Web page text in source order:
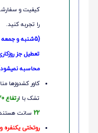
کیفیت و
را تجربه کنید.
(5شنبه و جمعه
تعطیل جز
محاسبه
کاور کشدوزها
تشک با ا
22 سانت
روتختی یکنفره